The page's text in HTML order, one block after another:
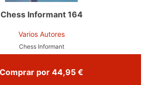
Chess Informant 164
Varios Autores
Chess Informant
Comprar por 44,95 €